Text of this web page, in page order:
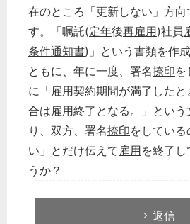
在のところ「更新しない」方向
す。「嘱託(定年後再雇用)社員
条件通知書)」という書類を作
ともに、年に一度、署名捺印
に「雇用契約期間が満了した
合は雇用終了となる。」とい
り、双方、署名捺印をしてい
い」とだけ伝えて 雇用を終了し
うか？
返信